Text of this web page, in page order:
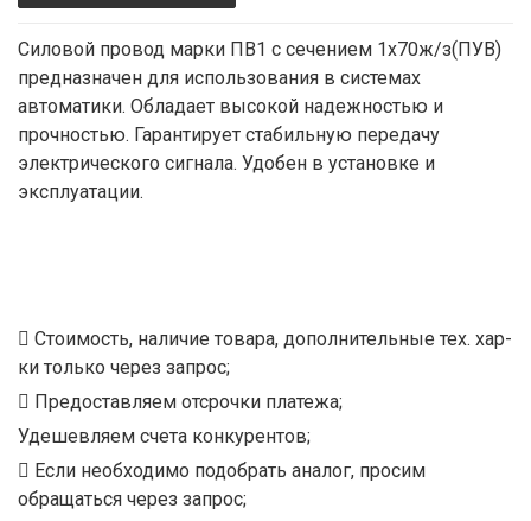
Силовой провод марки ПВ1 с сечением 1х70ж/з(ПУВ)
предназначен для использования в системах
автоматики. Обладает высокой надежностью и
прочностью. Гарантирует стабильную передачу
электрического сигнала. Удобен в установке и
эксплуатации.
Стоимость, наличие товара, дополнительные тех. хар-
ки только через запрос;
Предоставляем отсрочки платежа;
Удешевляем счета конкурентов;
Если необходимо подобрать аналог, просим
обращаться через запрос;